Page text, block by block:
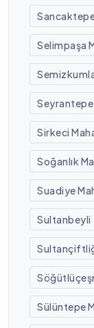
Selimpaşa
Seyrantepe
Sirkeci
Soğanlık
Suadiye
Sultanbeyli
Sülüntepe